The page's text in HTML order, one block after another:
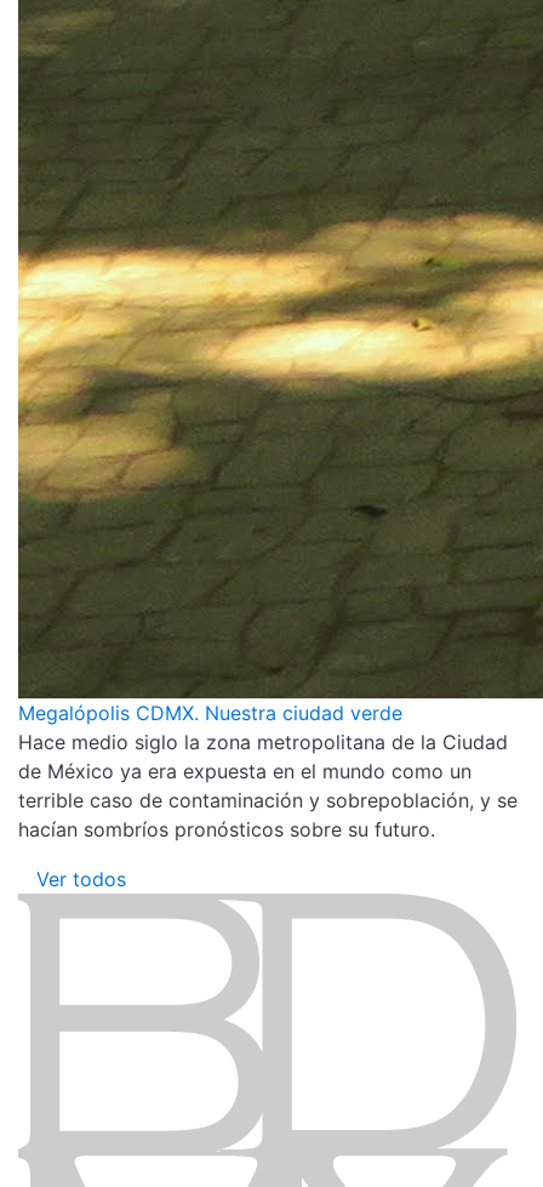
Megalópolis CDMX. Nuestra ciudad verde
Hace medio siglo la zona metropolitana de la Ciudad
de México ya era expuesta en el mundo como un
terrible caso de contaminación y sobrepoblación, y se
hacían sombríos pronósticos sobre su futuro.
Ver todos